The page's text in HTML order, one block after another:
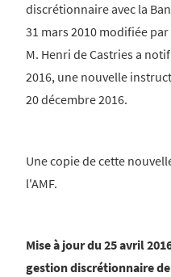
discrétionnaire avec la
31 mars 2010 modifiée
M. Henri de Castries a
2016, une nouvelle
20 décembre 2016.
Une copie de cette
l'AMF.
Mise à jour du 25 avril
gestion discrétionnaire